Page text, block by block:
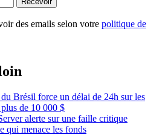
des emails selon votre politique de
Brésil force un délai de 24h sur les
de 10 000 $
alerte sur une faille critique
qui menace les fonds